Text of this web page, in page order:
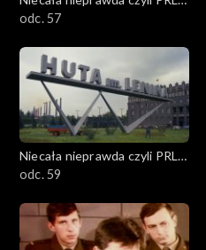
w DTV
odc. 57
Niecała nieprawda czyli PRL
w DTV
odc. 59